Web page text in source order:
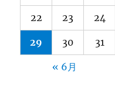
22 23 24
29 30 31
« 6月